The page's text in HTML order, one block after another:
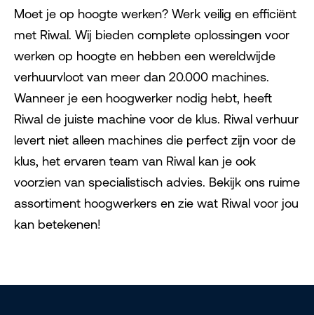
Moet je op hoogte werken? Werk veilig en efficiënt
met Riwal. Wij bieden complete oplossingen voor
werken op hoogte en hebben een wereldwijde
verhuurvloot van meer dan 20.000 machines.
Wanneer je een hoogwerker nodig hebt, heeft
Riwal de juiste machine voor de klus. Riwal verhuur
levert niet alleen machines die perfect zijn voor de
klus, het ervaren team van Riwal kan je ook
voorzien van specialistisch advies. Bekijk ons ruime
assortiment hoogwerkers en zie wat Riwal voor jou
kan betekenen!